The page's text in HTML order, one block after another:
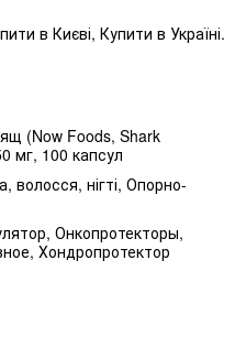
в Києві, Купити в Україні.
(Now Foods, Shark
мг, 100 капсул
волосся, нігті, Опорно-
Онкопротекторы,
Хондропротектор